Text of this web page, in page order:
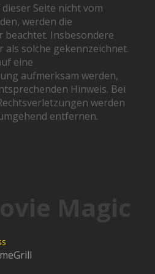
Seite nicht vom
werden die
Insbesondere
solche gekennzeichnet.
eine
aufmerksam werden,
Hinweis. Bei
werden
entfernen.
Magic